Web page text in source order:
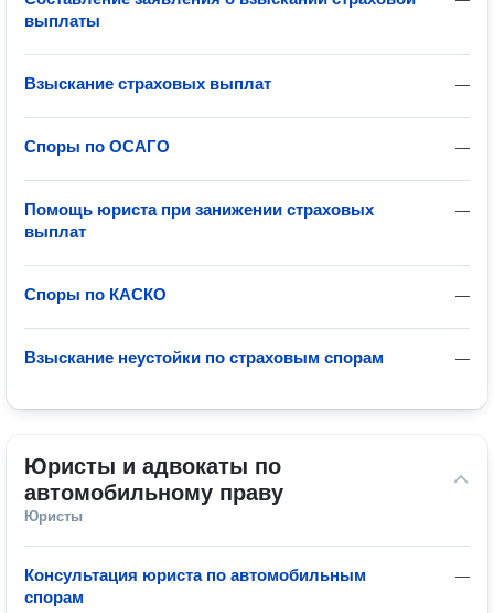
выплаты
—
Взыскание страховых выплат
—
Споры по ОСАГО
—
Помощь юриста при занижении страховых
выплат
—
Споры по КАСКО
—
Взыскание неустойки по страховым спорам
Юристы и адвокаты по
автомобильному праву
Юристы
—
Консультация юриста по автомобильным
спорам